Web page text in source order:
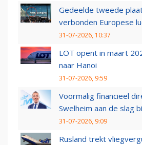
Gedeelde tweede
verbonden Europese
31-07-2026, 10:37
LOT opent in maart
naar Hanoi
31-07-2026, 9:59
Voormalig financieel
Swelheim aan de slag
31-07-2026, 9:09
Rusland trekt